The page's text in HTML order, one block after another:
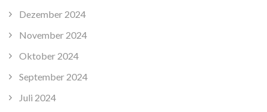
Dezember 2024
November 2024
Oktober 2024
September 2024
Juli 2024